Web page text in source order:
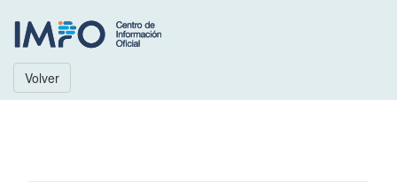
Volver